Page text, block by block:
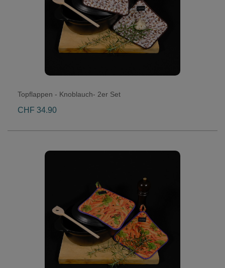
Topflappen - Knoblauch- 2er Set
CHF 34.90